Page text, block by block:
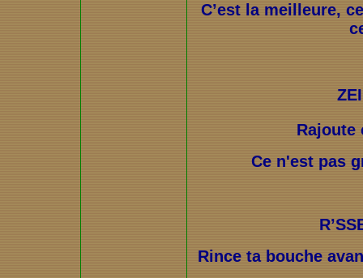
C’est la meilleure,
Rajoute
Ce n'est pas
Rince ta bouche